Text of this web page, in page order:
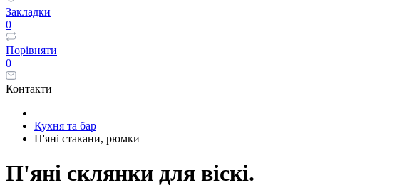
Закладки
0
Порівняти
0
Контакти
Кухня та бар
П'яні стакани, рюмки
П'яні склянки для віскі.